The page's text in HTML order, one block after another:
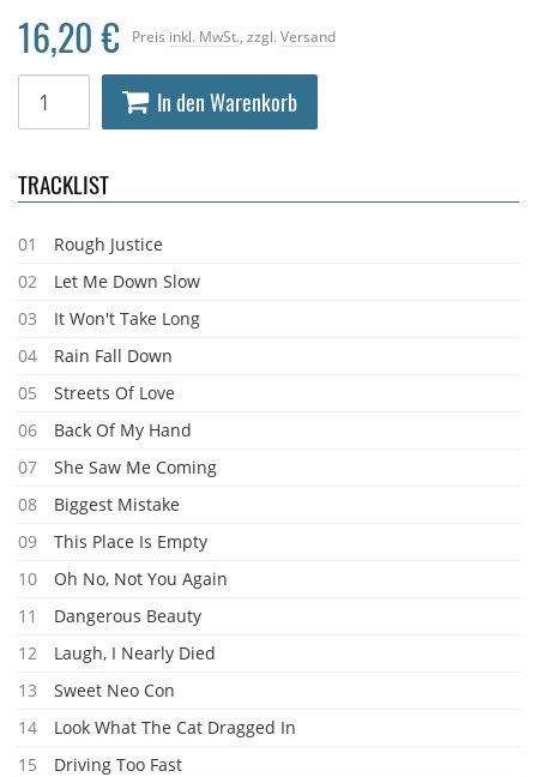
Preis inkl. MwSt. , zzgl. Versand
16,20 €
In den Warenkorb
TRACKLIST
01
Rough Justice
02
Let Me Down Slow
03
It Won't Take Long
04
Rain Fall Down
05
Streets Of Love
06
Back Of My Hand
07
She Saw Me Coming
08
Biggest Mistake
09
This Place Is Empty
10
Oh No, Not You Again
11
Dangerous Beauty
12
Laugh, I Nearly Died
13
Sweet Neo Con
14
Look What The Cat Dragged In
15
Driving Too Fast